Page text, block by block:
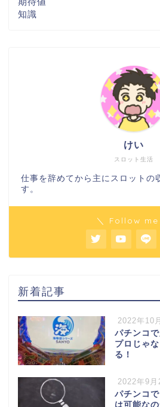
知識
スロット生活
けい
仕事を辞めてから主にスロットの
す。
＼ Follow me
新着記事
2022年10
パチンコ
プロじゃ
る！
2022年9月
パチンコ
は可能なの